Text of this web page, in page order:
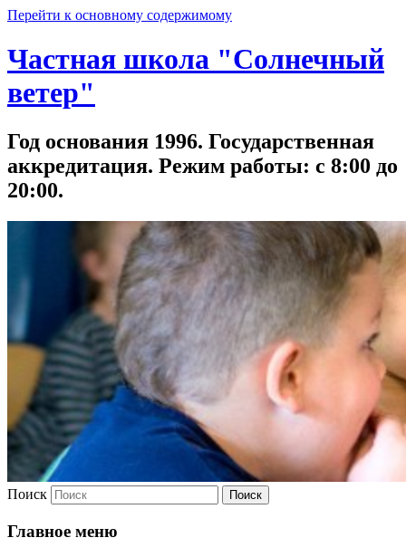
Перейти к основному содержимому
Частная школа "Солнечный
ветер"
Год основания 1996. Государственная
аккредитация. Режим работы: с 8:00 до
20:00.
Поиск
Главное меню